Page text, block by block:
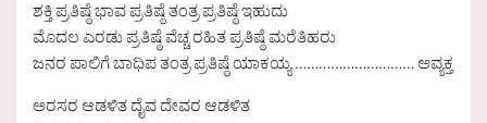
ಶಕ್ತಿ ಪ್ರತಿಷ್ಠೆ ಭಾವ ಪ್ರತಿಷ್ಠೆ ತಂತ್ರ ಪ್ರತಿಷ್ಠೆ ಇಹುದು
ಮೊದಲ ಎರಡು ಪ್ರತಿಷ್ಠೆ ವೆಚ್ಚ ರಹಿತ ಪ್ರತಿಷ್ಠೆ ಮರೆತಿಹರು
ಜನರ ಪಾಲಿಗೆ ಬಾಧಿಪ ತಂತ್ರ ಪ್ರತಿಷ್ಠೆ ಯಾಕಯ್ಯ ………………………… ಅವ್ಯಕ್ತ
ಅರಸರ ಆಡಳಿತ ದೈವ ದೇವರ ಆಡಳಿತ